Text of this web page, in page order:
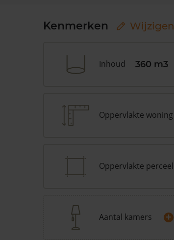
Kenmerken Wijzigen
Inhoud 360 m3
Oppervlakte woning
Oppervlakte perceel
Aantal kamers +